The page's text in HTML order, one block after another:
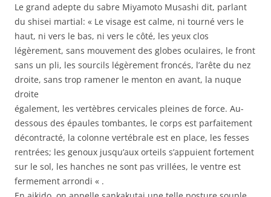
Le grand adepte du sabre Miyamoto Musashi dit, parlant
du shisei martial: « Le visage est calme, ni tourné vers le
haut, ni vers le bas, ni vers le côté, les yeux clos
légèrement, sans mouvement des globes oculaires, le front
sans un pli, les sourcils légèrement froncés, l’arête du nez
droite, sans trop ramener le menton en avant, la nuque
droite
également, les vertèbres cervicales pleines de force. Au-
dessous des épaules tombantes, le corps est parfaitement
décontracté, la colonne vertébrale est en place, les fesses
rentrées; les genoux jusqu’aux orteils s’appuient fortement
sur le sol, les hanches ne sont pas vrillées, le ventre est
fermement arrondi « .